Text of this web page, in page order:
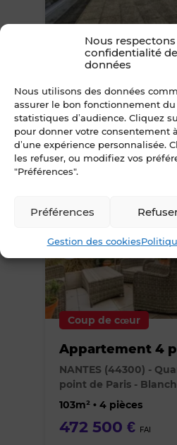
Nous respectons
confidentialité
données
Nous utilisons des données
assurer le bon fonctionnement
statistiques d’audience. Cliquez
pour donner votre consentement
d’une expérience personnalisée.
les refuser, ou modifiez vos
"Préférences".
Préférences
Gestion des cookies
Coup de cœur
Appartement 5
NANTES (44300) -
point de Paris -
92m² • 5 pièces
430 000 €FAI
Coup de cœur
Appartement 4
NANTES (44300) -
point de Paris -
103m² • 4 pièces
472 500 € FAI